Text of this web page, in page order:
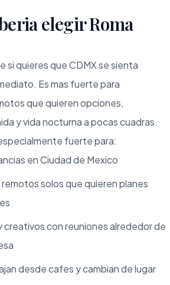
elegir Roma
si quieres que CDMX se sienta
Es mas fuerte para
que quieren opciones,
y vida nocturna a pocas cuadras.
fuerte para:
en Ciudad de Mexico
solos que quieren planes
creativos con reuniones alrededor de
desde cafes y cambian de lugar